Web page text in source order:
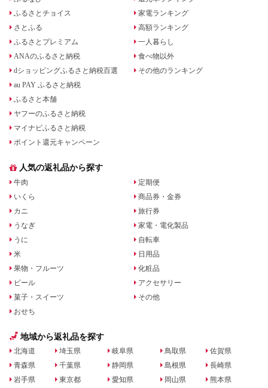
ふるさとチョイス
さとふる
ふるさとプレミアム
ANAのふるさと納税
dショッピングふるさと納税百選
au PAY ふるさと納税
ふるさと本舗
ヤフーのふるさと納税
マイナビふるさと納税
ポイント還元キャンペーン
家電ランキング
高額ランキング
一人暮らし
食べ物以外
その他のランキング
人気の返礼品から探す
牛肉
いくら
カニ
うなぎ
うに
米
果物・フルーツ
ビール
菓子・スイーツ
おせち
定期便
商品券・金券
旅行券
家電・電化製品
自転車
日用品
化粧品
アクセサリー
その他
地域から返礼品を探す
北海道
青森県
岩手県
埼玉県
千葉県
東京都
岐阜県
静岡県
愛知県
鳥取県
島根県
岡山県
佐賀県
長崎県
熊本県